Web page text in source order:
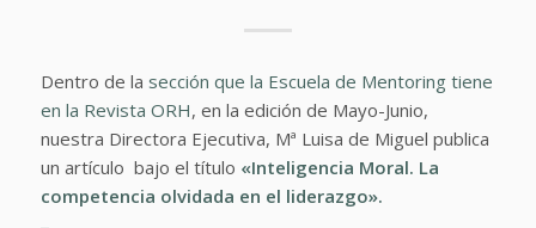
Dentro de la sección que la Escuela de Mentoring tiene
en la Revista ORH, en la edición de Mayo-Junio,
nuestra Directora Ejecutiva, Mª Luisa de Miguel publica
un artículo bajo el título «Inteligencia Moral. La
competencia olvidada en el liderazgo».